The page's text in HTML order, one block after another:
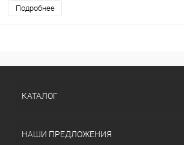
Подробнее
КАТАЛОГ
НАШИ ПРЕДЛОЖЕНИЯ